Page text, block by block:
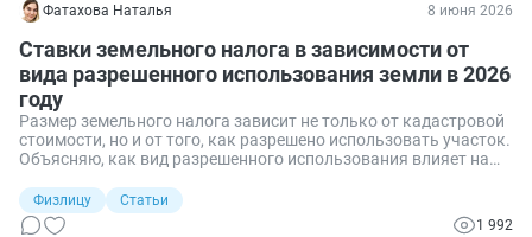
Фатахова Наталья 8 июня 2026
Ставки земельного налога в зависимости от
вида разрешенного использования земли в 2026
году
Размер земельного налога зависит не только от кадастровой
стоимости, но и от того, как разрешено использовать участок.
Объясняю, как вид разрешенного использования влияет на
налог для земли под домом, дачей или офисом.
Физлицу
Статьи
1 992